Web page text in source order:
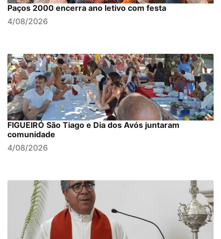
Paços 2000 encerra ano letivo com festa
4/08/2026
FIGUEIRÓ São Tiago e Dia dos Avós juntaram
comunidade
4/08/2026